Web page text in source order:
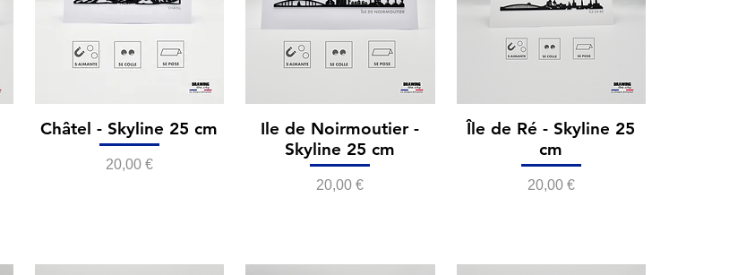
Châtel - Skyline 25 cm
Prix
20,00 €
Ile de Noirmoutier -
Skyline 25 cm
Prix
20,00 €
Île de Ré - Skyline 25
cm
Prix
20,00 €